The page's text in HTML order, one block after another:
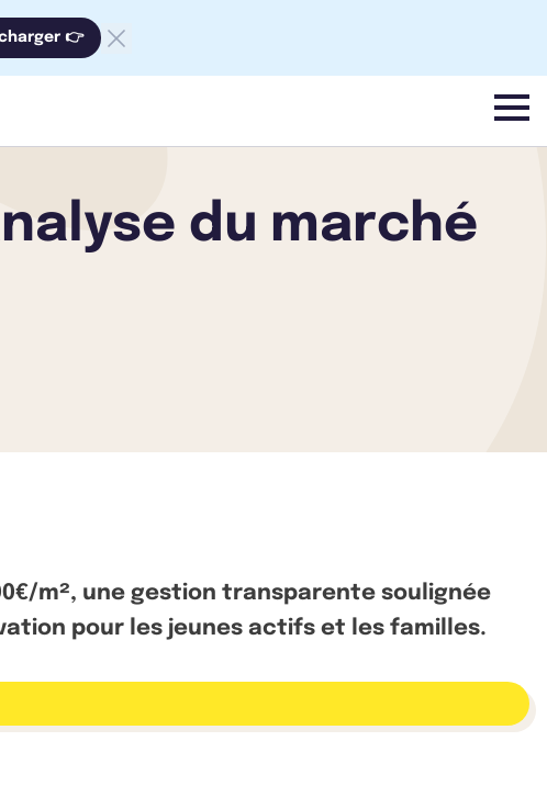
👉
menu
du marché
m², une gestion transparente soulignée
pour les jeunes actifs et les familles.